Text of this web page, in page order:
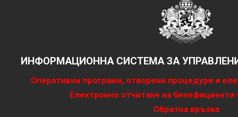
ИНФОРМАЦИОННА СИСТЕМА ЗА
Оперативни програми, отворени процедури и
Електронно отчитане на
Обратна връзка